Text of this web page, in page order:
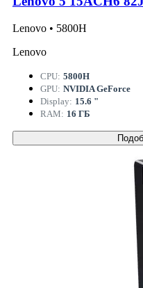
Lenovo • 5800H
Lenovo
CPU: 5800H
GPU: NVIDIA GeForce
Display: 15.6 "
RAM: 16 ГБ